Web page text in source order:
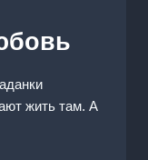
жить там. А